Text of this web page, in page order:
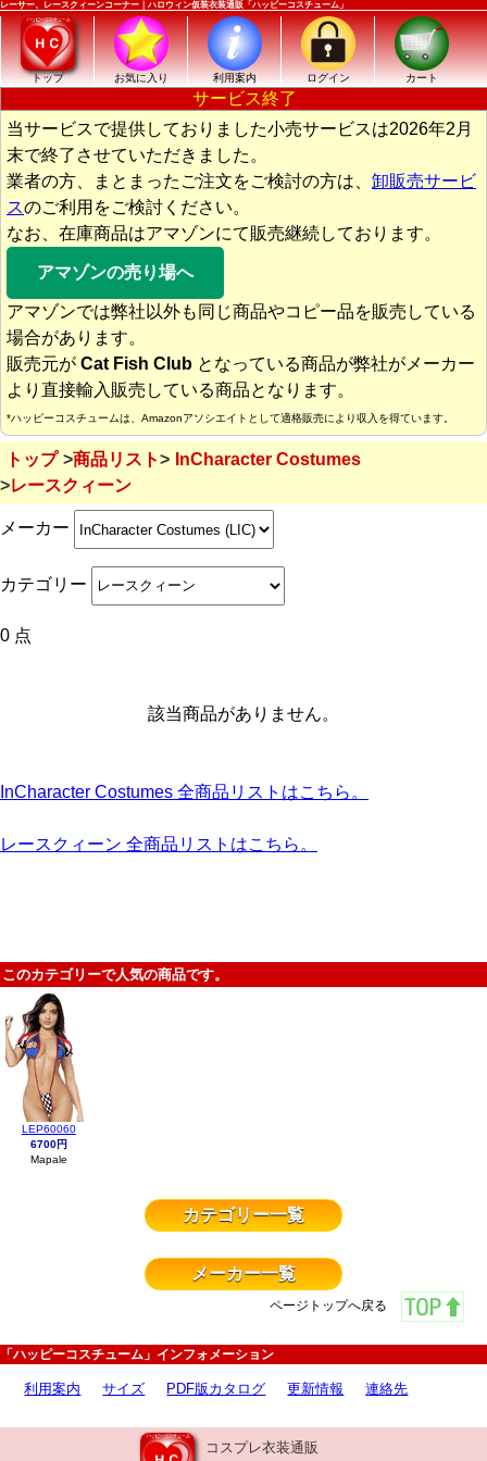
レーサー、レースクィーンコーナー｜ハロウィン仮装衣装通販「ハッピーコスチューム」
トップ お気に入り 利用案内 ログイン カート
サービス終了
当サービスで提供しておりました小売サービスは2026年2月
末で終了させていただきました。
業者の方、まとまったご注文をご検討の方は、 卸販売サービ
スのご利用をご検討ください。
なお、在庫商品はアマゾンにて販売継続しております。
アマゾンの売り場へ
アマゾンでは弊社以外も同じ商品やコピー品を販売している
場合があります。
販売元が Cat Fish Club となっている商品が弊社がメーカー
より直接輸入販売している商品となります。
*ハッピーコスチュームは、Amazonアソシエイトとして適格販売により収入を得ています。
トップ 商品リスト
InCharacter Costumes
レースクィーン
メーカー
カテゴリー
0 点
該当商品がありません。
InCharacter Costumes 全商品リストはこちら。
レースクィーン 全商品リストはこちら。
このカテゴリーで人気の商品です。
LEP60060
6700円
Mapale
カテゴリー一覧
メーカー一覧
ページトップへ戻る
「ハッピーコスチューム」インフォメーション
利用案内 サイズ PDF版カタログ 更新情報 連絡先
コスプレ衣装通販